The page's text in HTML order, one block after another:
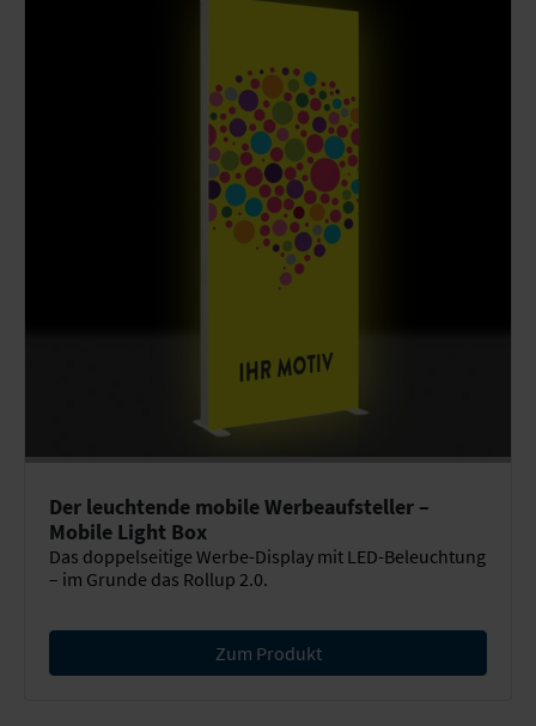
Der leuchtende mobile Werbeaufsteller –
Mobile Light Box
Das doppelseitige Werbe-Display mit LED-Beleuchtung
– im Grunde das Rollup 2.0.
Zum Produkt